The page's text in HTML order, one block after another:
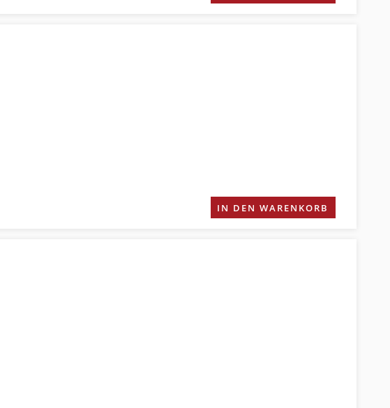
IN DEN WARENKORB